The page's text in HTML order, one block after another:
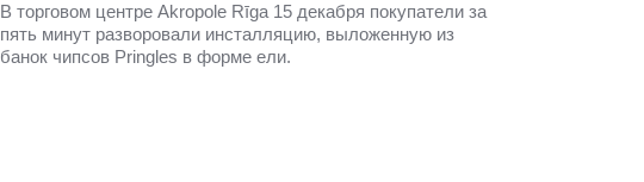
В торговом центре Akropole Rīga 15 декабря покупатели за
пять минут разворовали инсталляцию, выложенную из
банок чипсов Pringles в форме ели.